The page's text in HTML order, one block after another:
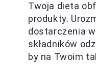
Twoja dieta
produkty.
dostarczenia
składników
by na Twoim